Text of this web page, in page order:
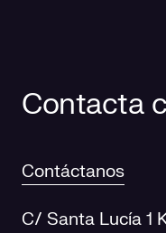
Contacta
Contáctanos
C/ Santa Lucía 1